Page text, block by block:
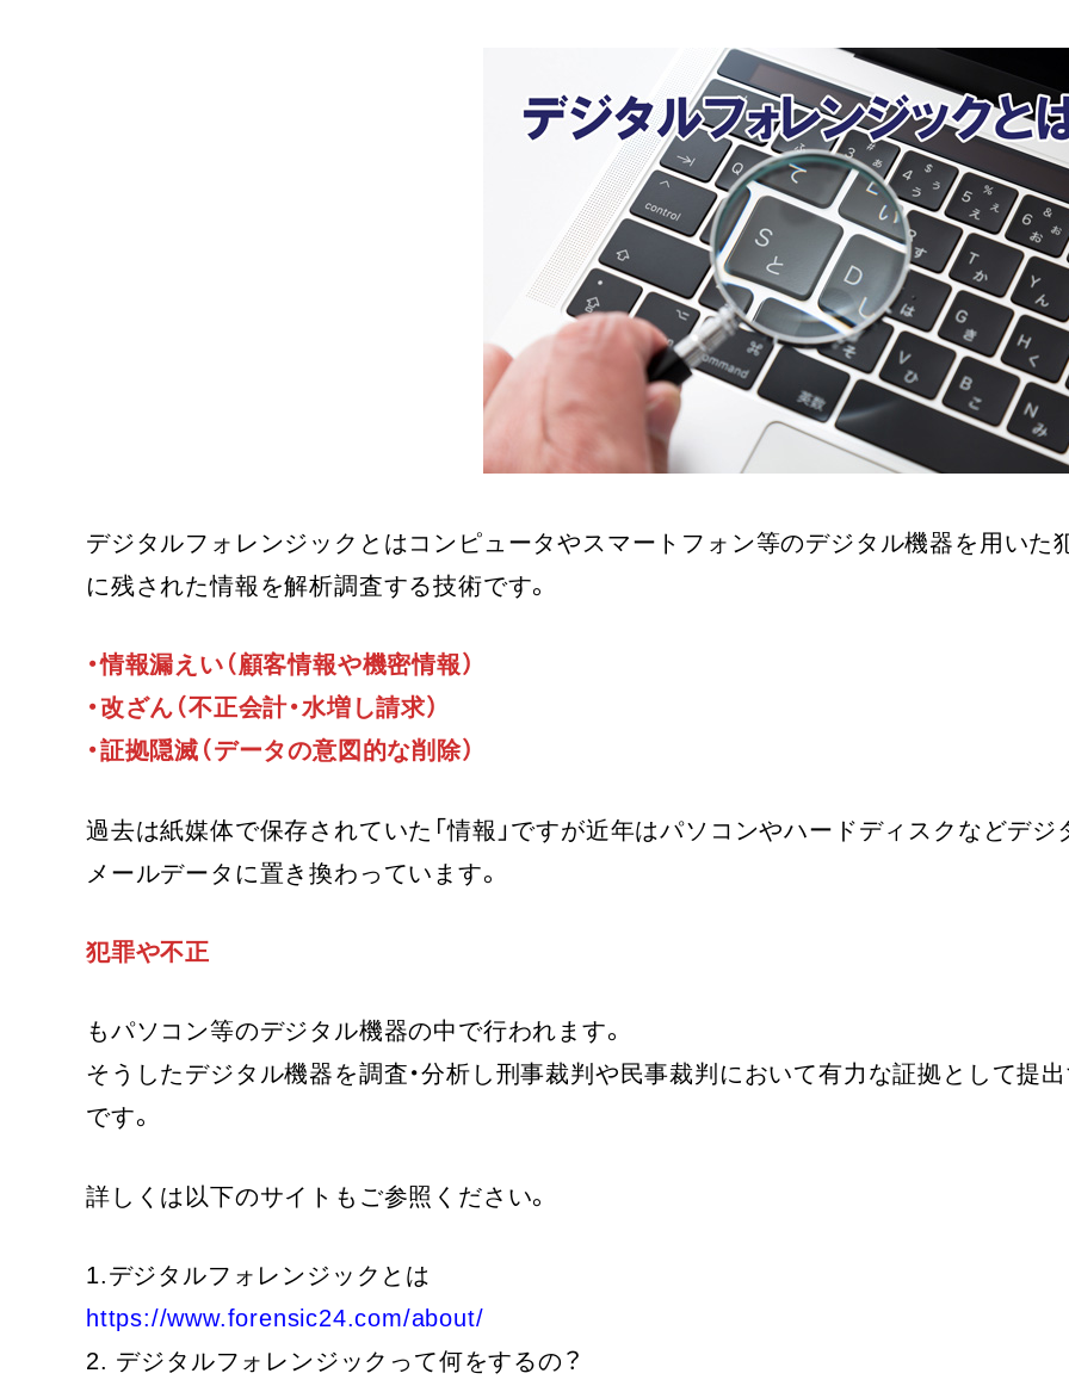
デジタルフォレンジックとはコンピュータやスマートフォン等のデジタル機器を用い
に残された情報を解析調査する技術です。
・情報漏えい（顧客情報や機密情報）
・改ざん（不正会計・水増し請求）
・証拠隠滅（データの意図的な削除）
過去は紙媒体で保存されていた「情報」ですが近年はパソコンやハードディスクなどデ
メールデータに置き換わっています。
犯罪や不正
もパソコン等のデジタル機器の中で行われます。
そうしたデジタル機器を調査・分析し刑事裁判や民事裁判において有力な証拠として提
です。
詳しくは以下のサイトもご参照ください。
1.デジタルフォレンジックとは
https://www.forensic24.com/about/
2. デジタルフォレンジックって何をするの？